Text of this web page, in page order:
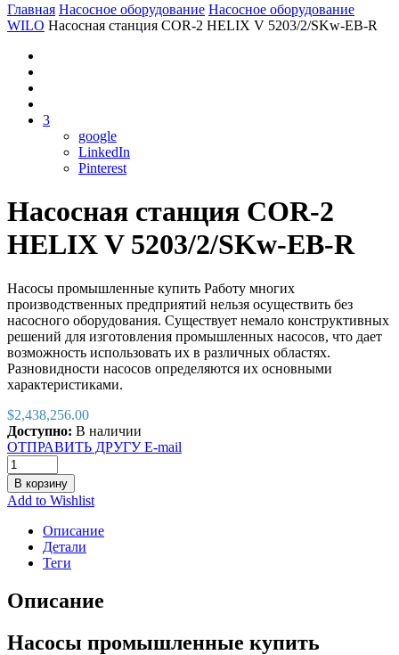
Главная Насосное оборудование Насосное оборудование
WILO Насосная станция COR-2 HELIX V 5203/2/SKw-EB-R
3
google
LinkedIn
Pinterest
Насосная станция COR-2
HELIX V 5203/2/SKw-EB-R
Насосы промышленные купить Работу многих
производственных предприятий нельзя осуществить без
насосного оборудования. Существует немало конструктивных
решений для изготовления промышленных насосов, что дает
возможность использовать их в различных областях.
Разновидности насосов определяются их основными
характеристиками.
$2,438,256.00
Доступно: В наличии
ОТПРАВИТЬ ДРУГУ E-mail
В корзину
Add to Wishlist
Описание
Детали
Теги
Описание
Насосы промышленные купить